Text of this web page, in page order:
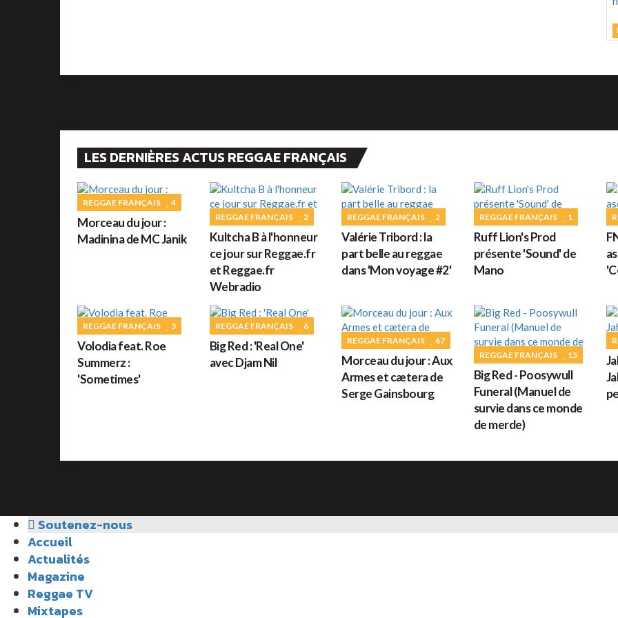
LES DERNIÈRES ACTUS REGGAE FRANÇAIS
REGGAE FRANÇAIS 4
Morceau du jour :
Madinina de MC Janik
REGGAE FRANÇAIS 2
Kultcha B à l'honneur
ce jour sur Reggae.fr
et Reggae.fr
Webradio
REGGAE FRANÇAIS 2
Valérie Tribord : la
part belle au reggae
dans 'Mon voyage #2'
REGGAE FRANÇAIS 1
Ruff Lion's Prod
présente 'Sound' de
Mano
REGGAE FRANÇAIS 3
Volodia feat. Roe
Summerz :
'Sometimes'
REGGAE FRANÇAIS 6
Big Red : 'Real One'
avec Djam Nil
REGGAE FRANÇAIS 67
Morceau du jour : Aux
Armes et cætera de
Serge Gainsbourg
REGGAE FRANÇAIS 15
Big Red - Poosywull
Funeral (Manuel de
survie dans ce monde
de merde)
Soutenez-nous
Accueil
Actualités
Magazine
Reggae TV
Mixtapes